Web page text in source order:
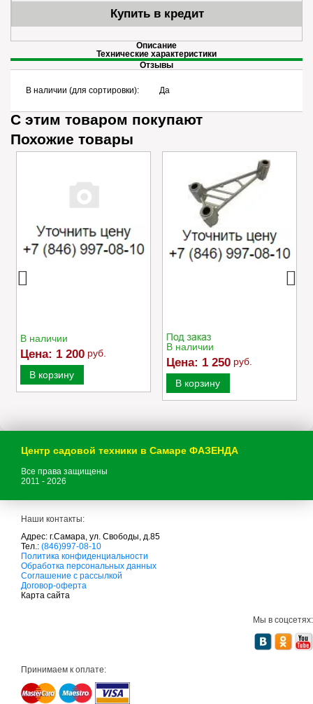
Купить в кредит
Описание
Технические характеристики
Отзывы
В наличии (для сортировки): Да
С этим товаром покупают
Похожие товары
Адаптер ножа 65-225
В наличии
Цена: 1 200 руб.
В корзину
Успокоитель цепи
Caiman VARIO
В наличии
Цена: 1 250 руб.
В корзину
Центр садовой техники в Самаре ФАЗЕНДА
Все права защищены
2011 - 2026
Наши контакты:
Адрес: г.Самара, ул. Свободы, д.85
Тел.: (846)997-08-10
с
а
д
о
в
и
к
а
м
Политика конфиденциальности
Обработка персональных данных
Соглашение с рассылкой
Договор-оферта
Карта сайта
Мы в соцсетях:
Принимаем к оплате: